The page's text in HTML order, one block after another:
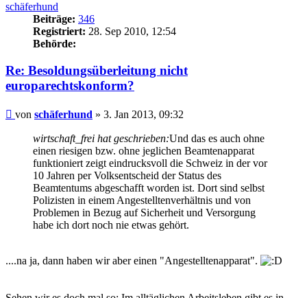
schäferhund
Beiträge: 346
Registriert: 28. Sep 2010, 12:54
Behörde:
Re: Besoldungsüberleitung nicht
europarechtskonform?
Beitrag
von schäferhund » 3. Jan 2013, 09:32
wirtschaft_frei hat geschrieben:Und das es auch ohne
einen riesigen bzw. ohne jeglichen Beamtenapparat
funktioniert zeigt eindrucksvoll die Schweiz in der vor
10 Jahren per Volksentscheid der Status des
Beamtentums abgeschafft worden ist. Dort sind selbst
Polizisten in einem Angestelltenverhältnis und von
Problemen in Bezug auf Sicherheit und Versorgung
habe ich dort noch nie etwas gehört.
....na ja, dann haben wir aber einen "Angestelltenapparat".